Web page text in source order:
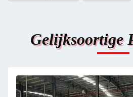
Gelijksoortige